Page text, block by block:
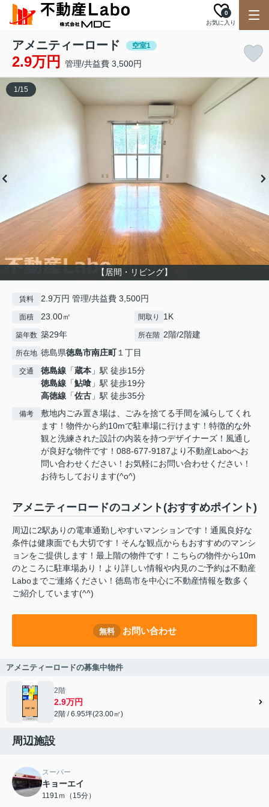
お気に入り
0
アメニティーロード 空室1
2.9万円 管理/共益費 3,500円
【居間・リビング】
1/15
賃料 2.9万円 管理/共益費 3,500円
面積 23.00㎡ 間取り 1K
築年数 築29年 所在階 2階/2階建
所在地 徳島県徳島市南庄町１丁目
交通 徳島線 「蔵本 」駅 徒歩15分
徳島線 「鮎喰 」駅 徒歩19分
高徳線 「佐古 」駅 徒歩35分
備考
敷地内ごみ置き場は、ごみを捨てる手間を減らしてくれ
ます！物件から約10mで駐車場に行けます！特徴的な外
観と洗練された設計の内装を持つデザイナーズ！風通し
が良好な物件です！088-677-9187より不動産Laboへお
問い合わせください！お気軽にお問い合わせください！
お待ちしております(^o^)
アメニティーロードのコメント(おすすめポイント)
周辺に2駅ありの電車通勤しやすいマンションです！通風良好な
条件は健康面でも大切です！そんな観点からもおすすめのマンシ
ョンをご提供します！最上階の物件です！こちらの物件から10m
のところに駐車場あり！より詳しい情報や内見のご予約は不動産
Laboまでご連絡ください！徳島市を中心に不動産情報を数多く
ご紹介しています(^^)
無料 お問い合わせ
アメニティーロードの募集中物件
2階
2.9万円
2階 / 6.95坪(23.00㎡)
周辺施設
スーパー
キョーエイ
1191ｍ（15分）